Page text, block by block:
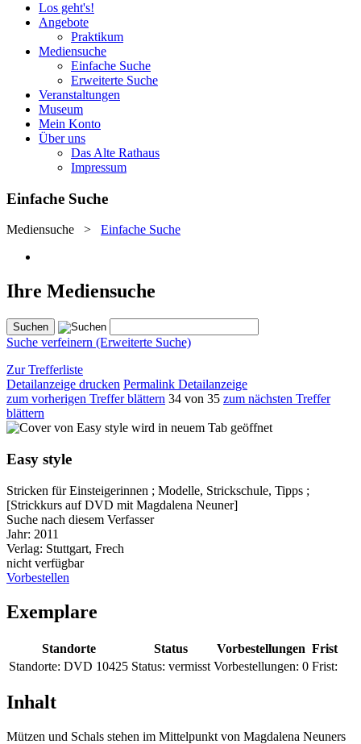
Los geht's!
Angebote
Praktikum
Mediensuche
Einfache Suche
Erweiterte Suche
Veranstaltungen
Museum
Mein Konto
Über uns
Das Alte Rathaus
Impressum
Einfache Suche
Mediensuche > Einfache Suche
Ihre Mediensuche
Suche verfeinern (Erweiterte Suche)
Zur Trefferliste
Detailanzeige drucken Permalink Detailanzeige
zum vorherigen Treffer blättern 34 von 35 zum nächsten Treffer
blättern
wird in neuem Tab geöffnet
Easy style
Stricken für Einsteigerinnen ; Modelle, Strickschule, Tipps ;
[Strickkurs auf DVD mit Magdalena Neuner]
Suche nach diesem Verfasser
Jahr: 2011
Verlag: Stuttgart, Frech
nicht verfügbar
Vorbestellen
Exemplare
Standorte Status Vorbestellungen Frist
Standorte: DVD 10425 Status: vermisst Vorbestellungen: 0 Frist:
Inhalt
Mützen und Schals stehen im Mittelpunkt von Magdalena Neuners